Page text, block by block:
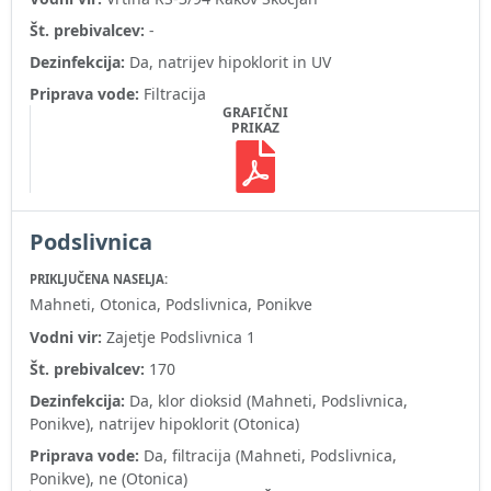
Št. prebivalcev: -
Dezinfekcija: Da, natrijev hipoklorit in UV
Priprava vode: Filtracija
GRAFIČNI
PRIKAZ
Podslivnica
PRIKLJUČENA NASELJA:
Mahneti, Otonica, Podslivnica, Ponikve
Vodni vir: Zajetje Podslivnica 1
Št. prebivalcev: 170
Dezinfekcija: Da, klor dioksid (Mahneti, Podslivnica,
Ponikve), natrijev hipoklorit (Otonica)
Priprava vode: Da, filtracija (Mahneti, Podslivnica,
Ponikve), ne (Otonica)